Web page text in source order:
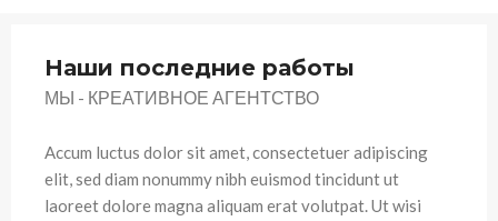
Наши последние работы
МЫ - КРЕАТИВНОЕ АГЕНТСТВО
Accum luctus dolor sit amet, consectetuer adipiscing
elit, sed diam nonummy nibh euismod tincidunt ut
laoreet dolore magna aliquam erat volutpat. Ut wisi